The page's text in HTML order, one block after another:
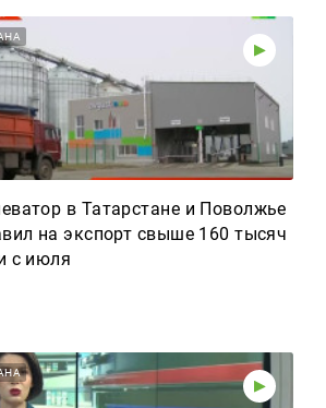
в Татарстане и Поволжье
на экспорт свыше 160 тысяч
с июля